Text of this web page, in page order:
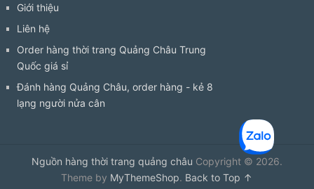
Giới thiệu
Liên hệ
Order hàng thời trang Quảng Châu Trung
Quốc giá sỉ
Đánh hàng Quảng Châu, order hàng - kẻ 8
lạng người nửa cân
Nguồn hàng thời trang quảng châu Copyright © 2026.
Theme by MyThemeShop. Back to Top ↑